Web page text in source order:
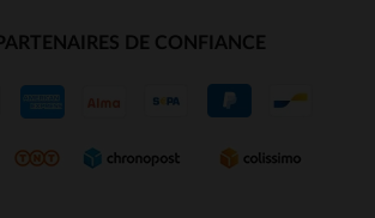
DE CONFIANCE